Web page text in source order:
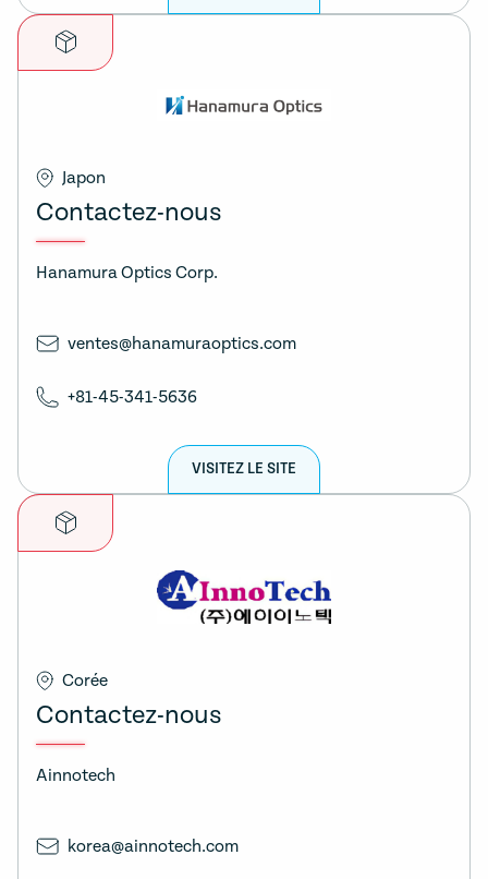
Japon
Contactez-nous
Hanamura Optics Corp.
ventes@hanamuraoptics.com
+81-45-341-5636
VISITEZ LE SITE
Corée
Contactez-nous
Ainnotech
korea@ainnotech.com